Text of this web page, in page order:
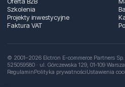
Szkolenia
Projekty inwestycyjne
Faktura VAT
© 2001–2026 Elctron E-commerce Partners Sp.
525059580 · ul. Górczewska 129, 01‑109
RegulaminPolityka prywatnościUstawienia